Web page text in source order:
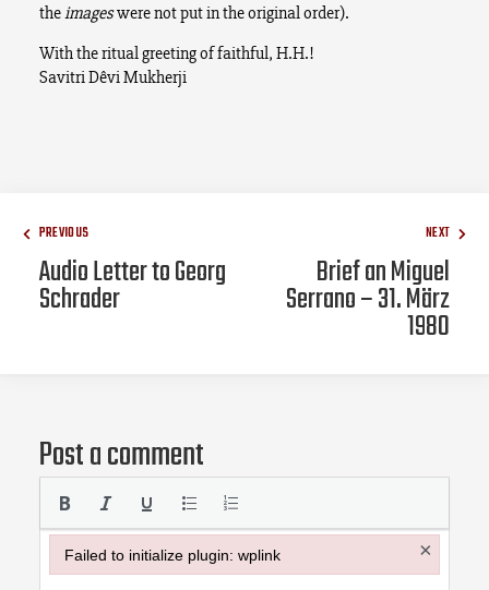
theimageswere not put in the original order).
With the ritual greeting of faithful, H.H.!
Savitri Dêvi Mukherji
PREVIOUS
Audio Letter to Georg
Schrader
NEXT
Brief an Miguel
Serrano – 31. März
1980
Post a comment
Failed to initialize plugin: wplink ×
Failed to initialize plugin: wplink